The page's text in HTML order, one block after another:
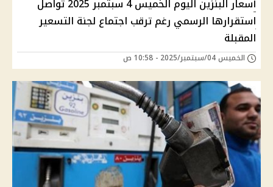
أسعار البنزين اليوم الخميس 4 سبتمبر 2025 تواصل
استقرارها الرسمي رغم ترقب اجتماع لجنة التسعير
المقبلة
الخميس 04/سبتمبر/2025 - 10:58 ص